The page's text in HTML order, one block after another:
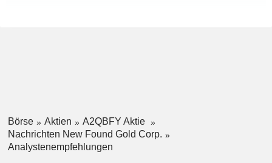
Börse Aktien
A2QBFY Aktie
Nachrichten New Found Gold Corp.
Analystenempfehlungen